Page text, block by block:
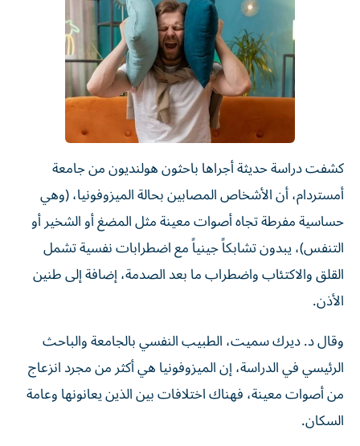
كشفت دراسة حديثة أجراها باحثون هولنديون من جامعة
أمستردام، أن الأشخاص المصابين بحالة الميزوفونيا، (وهي
حساسية مفرطة تجاه أصوات معينة مثل المضغ أو الشخير أو
التنفس)، يبدون تشابكاً جينياً مع اضطرابات نفسية تشمل
القلق والاكتئاب واضطراب ما بعد الصدمة، إضافة إلى طنين
الأذن.
وقال د. ديرك سميت، الطبيب النفسي بالجامعة والباحث
الرئيسي في الدراسة، إن الميزوفونيا هي أكثر من مجرد انزعاج
من أصوات معينة، فهناك اختلافات بين الذين يعانونها وعامة
السكان.